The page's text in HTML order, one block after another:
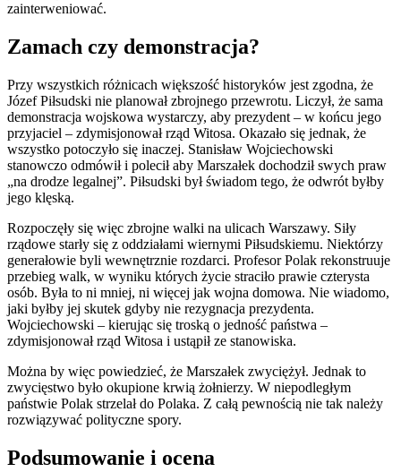
zainterweniować.
Zamach czy demonstracja?
Przy wszystkich różnicach większość historyków jest zgodna, że
Józef Piłsudski nie planował zbrojnego przewrotu. Liczył, że sama
demonstracja wojskowa wystarczy, aby prezydent – w końcu jego
przyjaciel – zdymisjonował rząd Witosa. Okazało się jednak, że
wszystko potoczyło się inaczej. Stanisław Wojciechowski
stanowczo odmówił i polecił aby Marszałek dochodził swych praw
„na drodze legalnej”. Piłsudski był świadom tego, że odwrót byłby
jego klęską.
Rozpoczęły się więc zbrojne walki na ulicach Warszawy. Siły
rządowe starły się z oddziałami wiernymi Piłsudskiemu. Niektórzy
generałowie byli wewnętrznie rozdarci. Profesor Polak rekonstruuje
przebieg walk, w wyniku których życie straciło prawie czterysta
osób. Była to ni mniej, ni więcej jak wojna domowa. Nie wiadomo,
jaki byłby jej skutek gdyby nie rezygnacja prezydenta.
Wojciechowski – kierując się troską o jedność państwa –
zdymisjonował rząd Witosa i ustąpił ze stanowiska.
Można by więc powiedzieć, że Marszałek zwyciężył. Jednak to
zwycięstwo było okupione krwią żołnierzy. W niepodległym
państwie Polak strzelał do Polaka. Z całą pewnością nie tak należy
rozwiązywać polityczne spory.
Podsumowanie i ocena